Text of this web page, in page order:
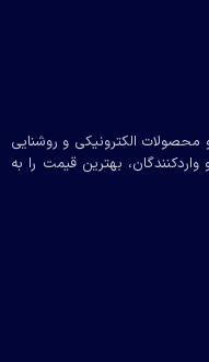
محصولات الکترونیکی و روشنایی
بهترین قیمت را به